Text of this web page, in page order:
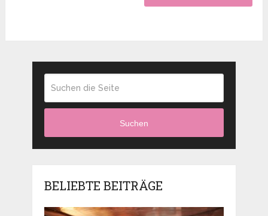
Suchen
BELIEBTE BEITRÄGE